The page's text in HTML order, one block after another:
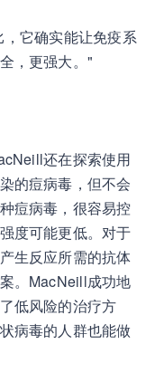
它确实能让免疫系
，更强大。"
还在探索使用
的痘病毒，但不会
痘病毒，很容易控
度可能更低。对于
生反应所需的抗体
。MacNeill成功地
低风险的治疗方
病毒的人群也能做